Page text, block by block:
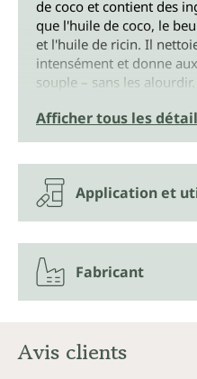
de coco et contient des
que l'huile de coco, le
et l'huile de ricin. Il
intensément et donne
souple – sans les
Nettoyage doux à
La base lavante douce à
iséthionate – un
élimine efficacement les
sans dessécher les
shampoing convient donc
Afficher tous les
Application et
Fabricant
Avis clients